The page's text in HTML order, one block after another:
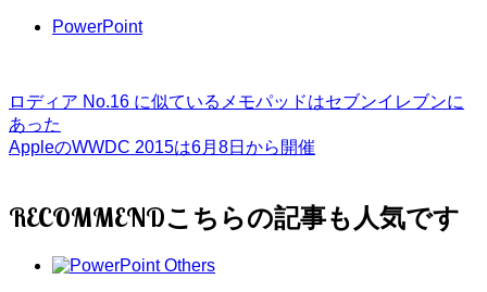
PowerPoint
ロディア No.16 に似ているメモパッドはセブンイレブンに
あった
AppleのWWDC 2015は6月8日から開催
RECOMMEND
Others